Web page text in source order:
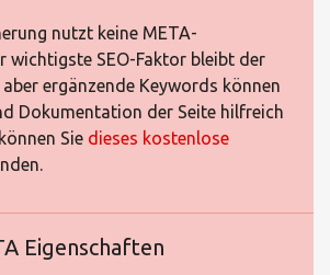
nutzt keine META-
wichtigste SEO-Faktor bleibt der
ergänzende Keywords können
Dokumentation der Seite hilfreich
Sie dieses kostenlose
Eigenschaften